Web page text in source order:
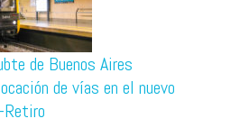
de Buenos Aires
de vías en el nuevo